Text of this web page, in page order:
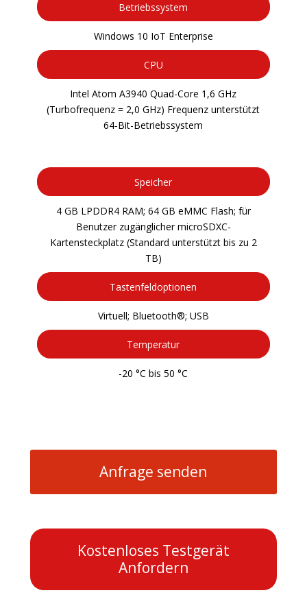
Betriebssystem
Windows 10 IoT Enterprise
CPU
Intel Atom A3940 Quad-Core 1,6 GHz
(Turbofrequenz = 2,0 GHz) Frequenz unterstützt
64-Bit-Betriebssystem
Speicher
4 GB LPDDR4 RAM; 64 GB eMMC Flash; für
Benutzer zugänglicher microSDXC-
Kartensteckplatz (Standard unterstützt bis zu 2
TB)
Tastenfeldoptionen
Virtuell; Bluetooth®; USB
Temperatur
-20 °C bis 50 °C
Anfrage senden
Kostenloses Testgerät
Anfordern